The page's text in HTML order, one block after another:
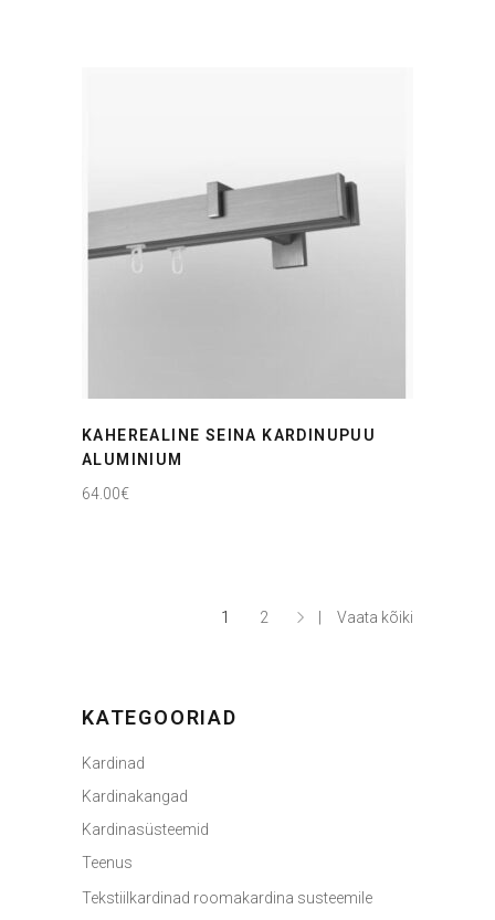
KAHEREALINE SEINA KARDINUPUU
ALUMINIUM
64.00€
1 2 Vaata kõiki
KATEGOORIAD
Kardinad
Kardinakangad
Kardinasüsteemid
Teenus
Tekstiilkardinad roomakardina susteemile